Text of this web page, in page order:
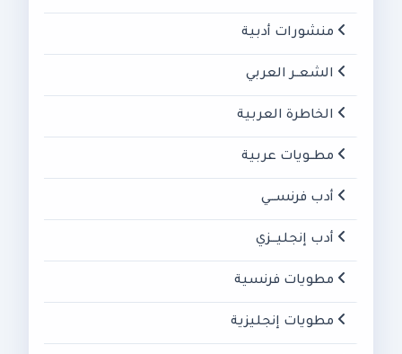
منشورات أدبية
الشعــر العربي
الخاطرة العربية
مطــويات عربية
أدب فرنســـي
أدب إنجليـــزي
مطويات فرنسية
مطويات إنجليزية